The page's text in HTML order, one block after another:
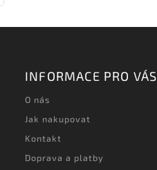
INFORMACE PRO VÁS
O nás
Jak nakupovat
Kontakt
Doprava a platby